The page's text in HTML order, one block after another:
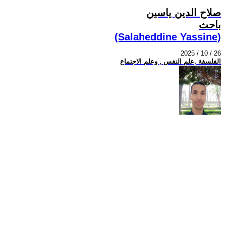
صلاح الدين ياسين
باحث
(Salaheddine Yassine)
2025 / 10 / 26
الفلسفة ,علم النفس , وعلم الاجتماع